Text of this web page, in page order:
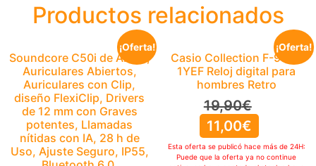
Productos relacionados
¡Oferta!
Soundcore C50i de Anker,
Auriculares Abiertos,
Auriculares con Clip,
diseño FlexiClip, Drivers
de 12 mm con Graves
potentes, Llamadas
nítidas con IA, 28 h de
Uso, Ajuste Seguro, IP55,
¡Oferta!
Casio Collection F-91W-
1YEF Reloj digital para
hombres Retro
19,90€
11,00€
Esta oferta se publicó hace más de 24H:
Puede que la oferta ya no continue